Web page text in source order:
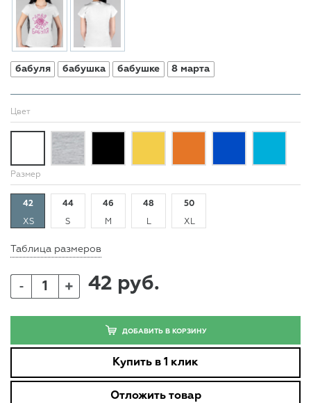
бабуля бабушка бабушке 8 марта
Цвет
Размер
42
XS
44
S
46
M
48
L
50
XL
Таблица размеров
- + 42 руб.
ДОБАВИТЬ В КОРЗИНУ
Купить в 1 клик
Отложить товар